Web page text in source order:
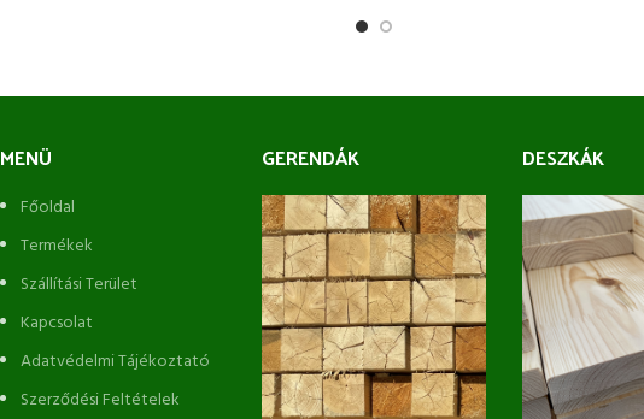
MENÜ
Főoldal
Termékek
Szállítási Terület
Kapcsolat
Adatvédelmi Tájékoztató
Szerződési Feltételek
GERENDÁK DESZKÁK